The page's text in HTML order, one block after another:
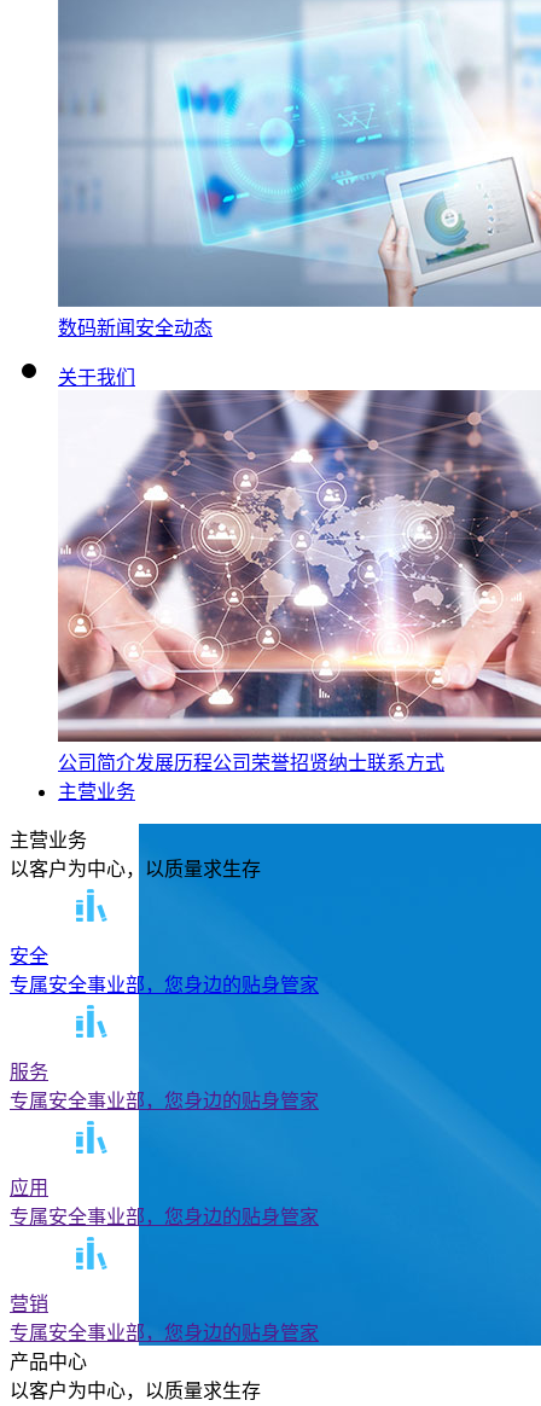
数码新闻 安全动态
关于我们
公司简介发展历程公司荣誉招贤纳士联系方式
主营业务
主营业务
以客户为中心，以质量求生存
安全
专属安全事业部，您身边的贴身管家
服务
专属安全事业部，您身边的贴身管家
应用
专属安全事业部，您身边的贴身管家
营销
专属安全事业部，您身边的贴身管家
产品中心
以客户为中心，以质量求生存